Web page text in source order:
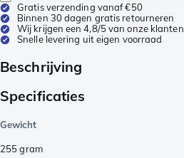
Gratis verzending vanaf €50
Binnen 30 dagen gratis retourneren
Wij krijgen een 4,8/5 van onze klanten
Snelle levering uit eigen voorraad
Beschrijving
Specificaties
Gewicht
255gram